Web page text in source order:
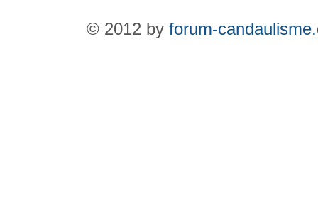
© 2012 by forum-